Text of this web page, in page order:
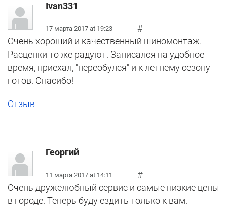
Ivan331
17 марта 2017 at 19:23
#
Очень хороший и качественный шиномонтаж.
Расценки то же радуют. Записался на удобное
время, приехал, "переобулся" и к летнему сезону
готов. Спасибо!
Отзыв
Георгий
11 марта 2017 at 14:11
#
Очень дружелюбный сервис и самые низкие цены
в городе. Теперь буду ездить только к вам.